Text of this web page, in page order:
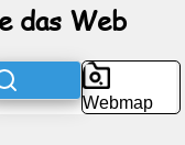
das Web
Webmap